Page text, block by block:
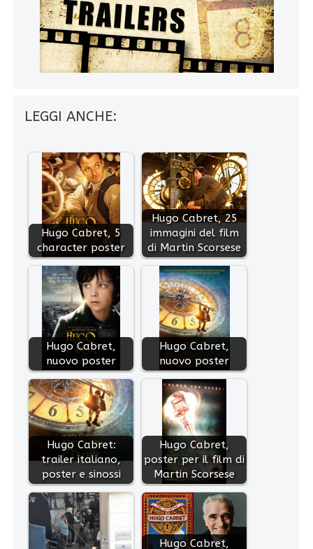
LEGGI ANCHE:
Hugo Cabret, 5
character poster
Hugo Cabret, 25
immagini del film
di Martin Scorsese
Hugo Cabret,
nuovo poster
Hugo Cabret,
nuovo poster
Hugo Cabret:
trailer italiano,
poster e sinossi
Hugo Cabret,
poster per il film di
Martin Scorsese
Hugo Cabret,